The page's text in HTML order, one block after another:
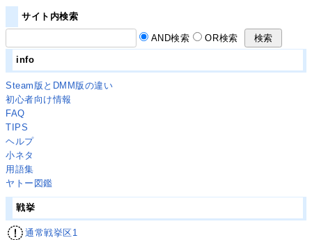
サイト内検索
AND検索 OR検索
info
Steam版とDMM版の違い
初心者向け情報
FAQ
TIPS
ヘルプ
小ネタ
用語集
ヤトー図鑑
戦挙
通常戦挙区1